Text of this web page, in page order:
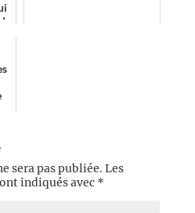
sera pas publiée. Les
indiqués avec *